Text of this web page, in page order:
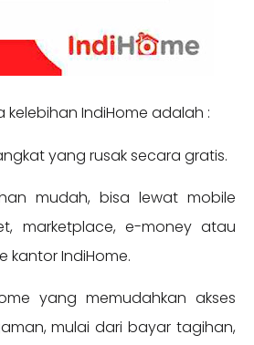
kelebihan IndiHome adalah :
yang rusak secara gratis.
mudah, bisa lewat mobile
marketplace, e-money atau
kantor IndiHome.
yang memudahkan akses
mulai dari bayar tagihan,